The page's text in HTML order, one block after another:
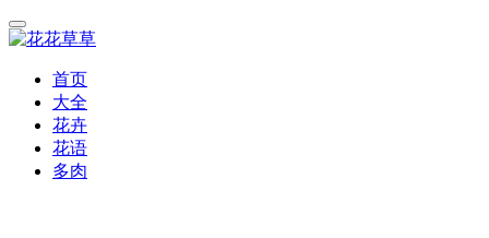
首页
大全
花卉
花语
多肉